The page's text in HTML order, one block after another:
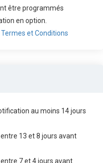
être programmés
en option.
Termes et Conditions
au moins 14 jours
13 et 8 jours avant
7 et 4 jours avant